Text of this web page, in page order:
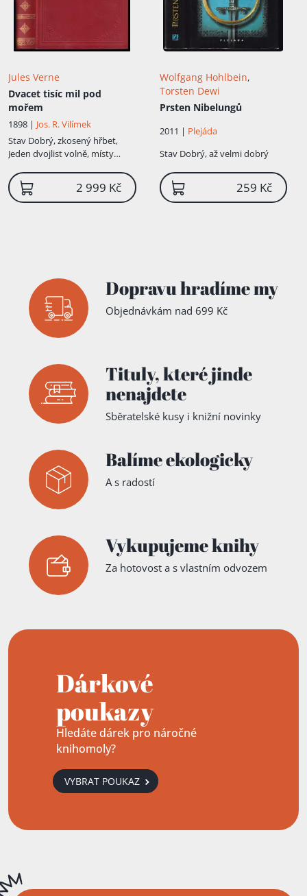
Jules Verne
Dvacet tisíc mil pod
mořem
1898 | Jos. R. Vilímek
Stav Dobrý, zkosený hřbet,
Jeden dvojlist volně, místy
zachovalý stav, původní vazba
"stužka", ale my máme ve
vkusné imitaci lipské vazby
2 999 Kč
Wolfgang Hohlbein,
Torsten Dewi
Prsten Nibelungů
2011 | Plejáda
Stav Dobrý, až velmi dobrý
259 Kč
Dopravu hradíme my
Objednávkám nad 699 Kč
Tituly,které jinde
nenajdete
Sběratelské kusy i knižní novinky
Balíme ekologicky
A s radostí
Vykupujeme knihy
Za hotovost a s vlastním odvozem
Dárkové
poukazy
Hledáte dárek pro náročné
knihomoly?
VYBRAT POUKAZ